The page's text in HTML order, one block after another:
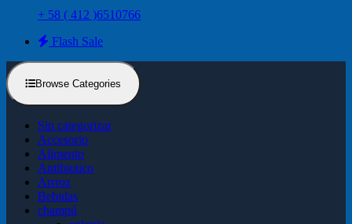
+ 58 ( 412 )6510766
Flash Sale
Browse Categories
Sin categorizar
Accesorio
Alimento
Antibiotico
Arrroz
Bebidas
champú